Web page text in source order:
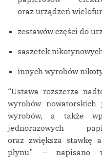
oraz urządzeń
zestawów części do
saszetek
innych wyrobów
“Ustawa rozszerza
wyrobów
wyrobów, a także
jednorazowych
oraz zwiększa stawkę
płynu” – napisano